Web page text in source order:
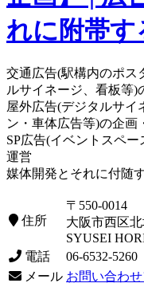
交通広告(駅構内のポス
ルサイネージ、看板等)
屋外広告(デジタルサイ
ン・車体広告等)の企画
SP広告(イベントスペ
運営
媒体開発とそれに付随
住所
〒550-0014
大阪市西区
SYUSEI
電話
06-6532-5260
メール お問い合わ